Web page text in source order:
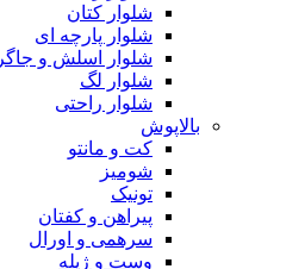
شلوار کتان
شلوار پارچه ای
شلوار اسلش و جاگر
شلوار لگ
شلوار راحتی
بالاپوش
کت و مانتو
شومیز
تونیک
پیراهن و کفتان
سرهمی و اورال
وست و ژیله